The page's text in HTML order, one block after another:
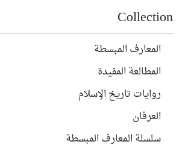
Collection
المعارف المبسطة
المطالعة المفيدة
روايات تاريخ الإسلام
العرفان
سلسلة المعارف المبسطة